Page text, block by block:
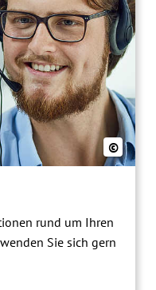
©
rund um Ihren
Sie sich gern